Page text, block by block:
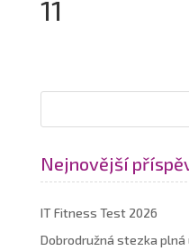
11
Nejnovější
IT Fitness Test 2026
Dobrodružná stezka plná